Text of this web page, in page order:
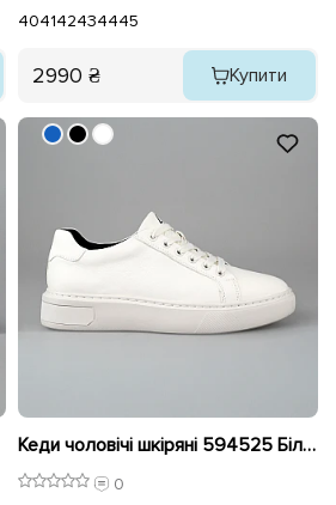
404142434445
2990 ₴ Купити
Кеди чоловічі шкіряні 594525 Білі розпродаж
0